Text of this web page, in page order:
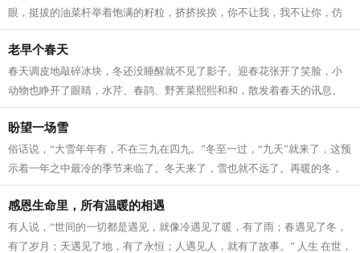
眼，挺拔的油菜杆举着饱满的籽粒，挤挤挨挨，你不让我，我不让你，仿
佛当年的黑白照上一张张天真的笑脸，在...
老早个春天
春天调皮地敲碎冰块，冬还没睡醒就不见了影子。迎春花张开了笑脸，小
动物也睁开了眼睛，水芹、春鹃、野荠菜熙熙和和，散发着春天的讯息。
山翘起了头，春水软绵绵的，野地绿茸...
盼望一场雪
俗话说，“大雪年年有，不在三九在四九。”冬至一过，“九天”就来了，这预
示着一年之中最冷的季节来临了。冬天来了，雪也就不远了。再暖的冬，
也总会有那么一两场雪的。那种...
感恩生命里，所有温暖的相遇
有人说，“世间的一切都是遇见，就像冷遇见了暖，有了雨；春遇见了冬，
有了岁月；天遇见了地，有了永恒；人遇见人，就有了故事。” 人生 在世，